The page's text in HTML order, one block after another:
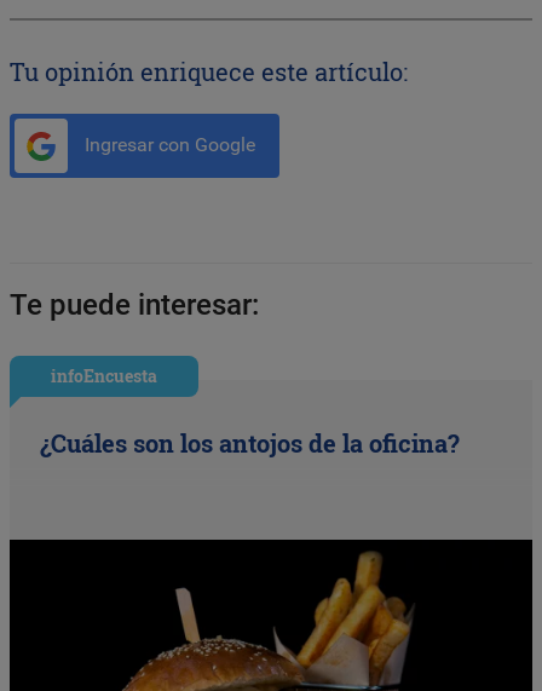
Tu opinión enriquece este artículo:
Ingresar con Google
Te puede interesar:
infoEncuesta
¿Cuáles son los antojos de la oficina?